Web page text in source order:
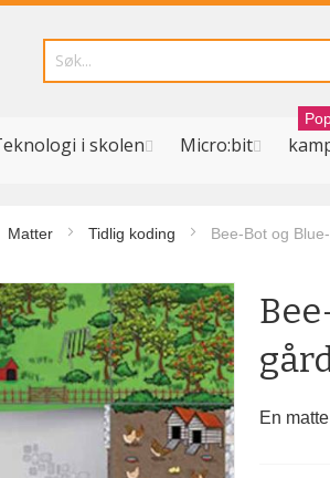
i skolen Micro:bit
Matter Tidlig koding Bee-Bot og
En